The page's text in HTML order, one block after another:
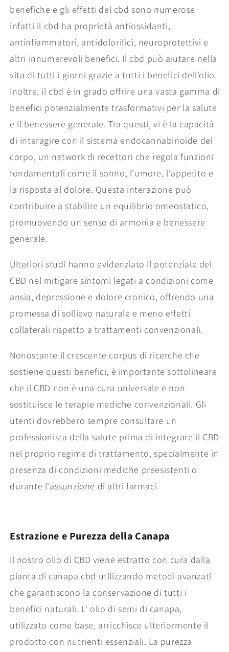
benefiche e gli effetti del cbd sono numerose
infatti il cbd ha proprietà antiossidanti,
antinfiammatori, antidolorifici, neuroprotettivi e
altri innumerevoli benefici. Il cbd può aiutare nella
vita di tutti i giorni grazie a tutti i benefici dell'olio.
Inoltre, il cbd è in grado offrire una vasta gamma di
benefici potenzialmente trasformativi per la salute
e il benessere generale. Tra questi, vi è la capacità
di interagire con il sistema endocannabinoide del
corpo, un network di recettori che regola funzioni
fondamentali come il sonno, l'umore, l'appetito e
la risposta al dolore. Questa interazione può
contribuire a stabilire un equilibrio omeostatico,
promuovendo un senso di armonia e benessere
generale.
Ulteriori studi hanno evidenziato il potenziale del
CBD nel mitigare sintomi legati a condizioni come
ansia, depressione e dolore cronico, offrendo una
promessa di sollievo naturale e meno effetti
collaterali rispetto a trattamenti convenzionali.
Nonostante il crescente corpus di ricerche che
sostiene questi benefici, è importante sottolineare
che il CBD non è una cura universale e non
sostituisce le terapie mediche convenzionali. Gli
utenti dovrebbero sempre consultare un
professionista della salute prima di integrare il CBD
nel proprio regime di trattamento, specialmente in
presenza di condizioni mediche preesistenti o
durante l'assunzione di altri farmaci.
Estrazione e Purezza della Canapa
Il nostro olio di CBD viene estratto con cura dalla
pianta di canapa cbd utilizzando metodi avanzati
che garantiscono la conservazione di tutti i
benefici naturali. L' olio di semi di canapa,
utilizzato come base, arricchisce ulteriormente il
prodotto con nutrienti essenziali. La purezza